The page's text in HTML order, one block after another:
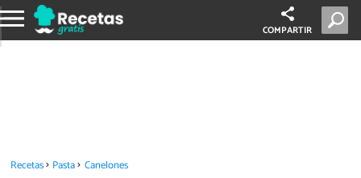
COMPARTIR
Recetas Pasta Canelones